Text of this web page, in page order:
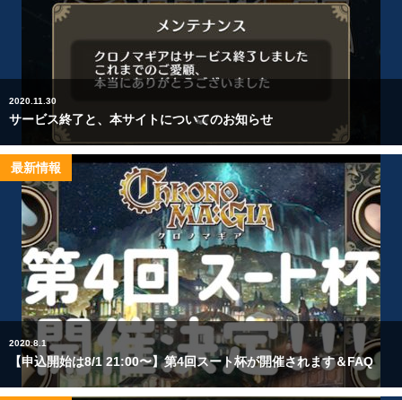
2020.11.30
サービス終了と、本サイトについてのお知らせ
最新情報
2020.8.1
【申込開始は8/1 21:00〜】第4回スート杯が開催されます＆FAQ